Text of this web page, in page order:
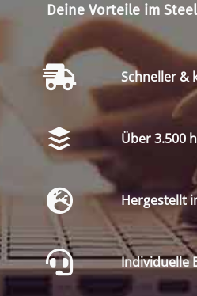
Deine Vorteile im
Schneller &
Über 3.500
Hergestellt
Individuelle